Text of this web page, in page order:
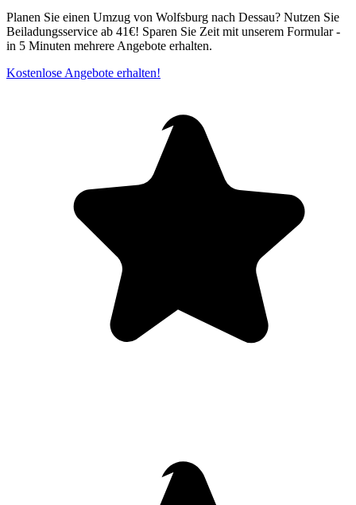
Planen Sie einen Umzug von Wolfsburg nach Dessau? Nutzen Sie
Beiladungsservice ab 41€! Sparen Sie Zeit mit unserem Formular -
in 5 Minuten mehrere Angebote erhalten.
Kostenlose Angebote erhalten!